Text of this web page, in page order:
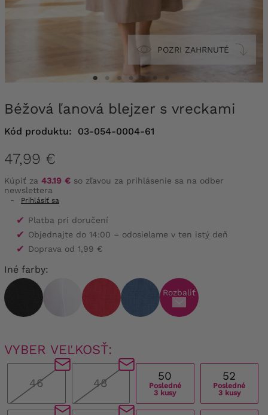
POZRI ZAHRNUTÉ
Béžová ľanová blejzer s vreckami
Kód produktu: 03-054-0004-61
47,99 €
Kúpiť za 43.19 € so zľavou za prihlásenie sa na odber
newslettera
-
Prihlásiť sa
✔ Platba pri doručení
✔ Objednajte do 14:00 – odosielame v ten istý deň
✔ Doprava od 1,99 €
Iné farby:
Rozbaliť
VYBER VEĽKOSŤ:
46 48
50
Posledné
3 kusy
52
Posledné
3 kusy